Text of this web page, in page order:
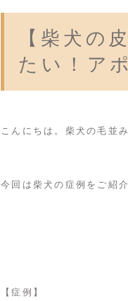
【柴犬の
たい！ア
こんにちは。柴犬の毛並
今回は柴犬の症例をご紹介
【症例】